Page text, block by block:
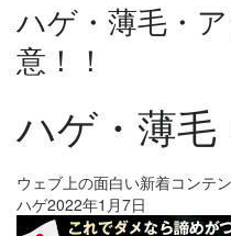
ハゲ・薄毛・
意！！
ハゲ・薄毛
ウェブ上の面白い新着コンテ
ハゲ2022年1月7日